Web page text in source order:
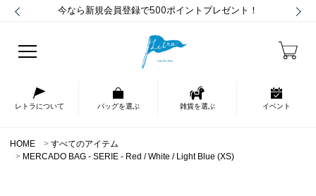
今なら新規会員登録で500ポイントプレゼント！
レトラについて バッグを選ぶ 雑貨を選ぶ イベント
HOME
すべてのアイテム
MERCADO BAG - SERIE - Red / White / Light Blue (XS)